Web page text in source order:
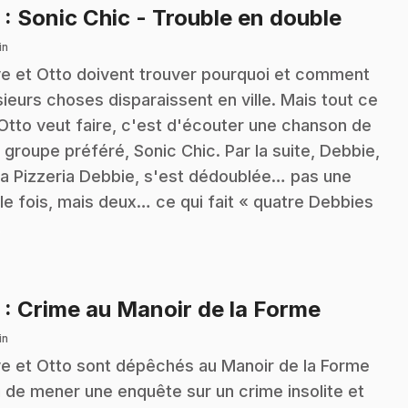
: Sonic Chic - Trouble en double.
et Otto doivent trouver pourquoi et comment
choses disparaissent en ville. Mais tout ce
veut faire, c'est d'écouter une chanson de
groupe préféré, Sonic Chic. Par la suite, Debbie,
Pizzeria Debbie, s'est dédoublée… pas une
fois, mais deux… ce qui fait « quatre Debbies
: Crime au Manoir de la Forme.
et Otto sont dépêchés au Manoir de la Forme
de mener une enquête sur un crime insolite et